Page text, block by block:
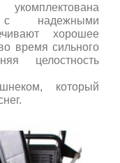
с надежными
хорошее
время сильного
целостность
который